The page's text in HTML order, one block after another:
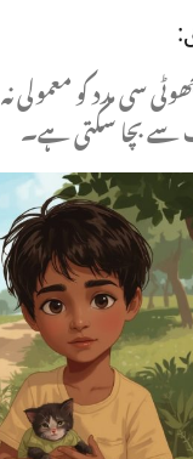
سی مدد کو معمولی
سے بچا سکتی ہے۔